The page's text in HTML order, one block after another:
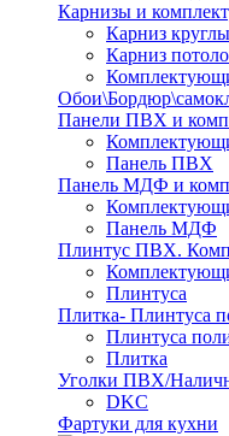
Карнизы и
Карниз
Карниз
Панели ПВХ и
Панель ПВХ
Панель МДФ и
Панель МДФ
Плинтус ПВХ.
Плинтуса
Плитка- Плинтуса
Плинтуса
Плитка
Уголки ПВХ/
DKC
Фартуки для кухни